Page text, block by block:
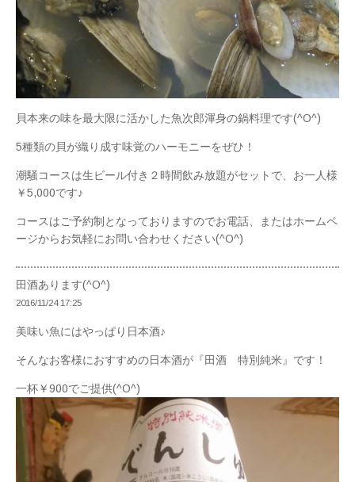
貝本来の味を最大限に活かした魚次郎渾身の鍋料理です(^O^)
5種類の貝が織り成す味覚のハーモニーをぜひ！
潮騒コースは生ビール付き２時間飲み放題がセットで、お一人様
￥5,000です♪
コースはご予約制となっておりますのでお電話、またはホームペ
ージからお気軽にお問い合わせください(^O^)
田酒あります(^O^)
2016/11/24 17:25
美味い魚にはやっぱり日本酒♪
そんなお客様におすすめの日本酒が『田酒 特別純米』です！
一杯￥900でご提供(^O^)